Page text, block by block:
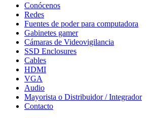
Conócenos
Redes
Fuentes de poder para computadora
Gabinetes gamer
Cámaras de Videovigilancia
SSD Enclosures
Cables
HDMI
VGA
Audio
Mayorista o Distribuidor / Integrador
Contacto